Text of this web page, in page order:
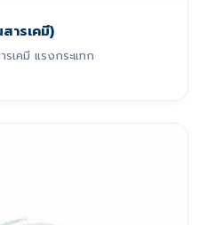
ารเคมี)
เคมี แรงกระแทก